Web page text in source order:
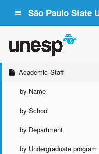
São Paulo State
Academic Staff
by Name
by School
by Department
by Undergraduate program